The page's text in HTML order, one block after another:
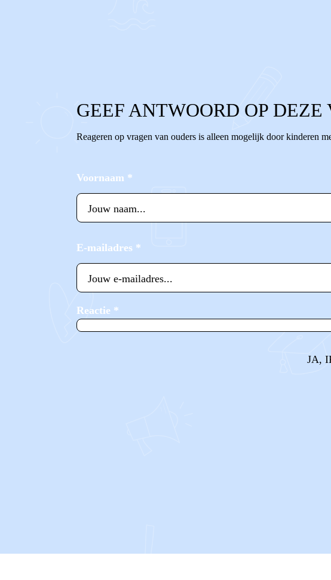
GEEF ANTWOORD OP DEZE
Reageren op vragen van ouders is alleen mogelijk door kinderen
Voornaam *
E-mailadres *
Reactie *
JA,